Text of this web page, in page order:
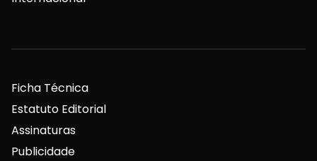
Ficha Técnica
Estatuto Editorial
Assinaturas
Publicidade